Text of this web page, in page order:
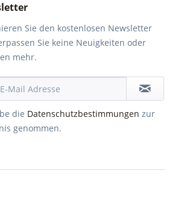
Sie den kostenlosen Newsletter
Sie keine Neuigkeiten oder
mehr.
die Datenschutzbestimmungen zur
genommen.